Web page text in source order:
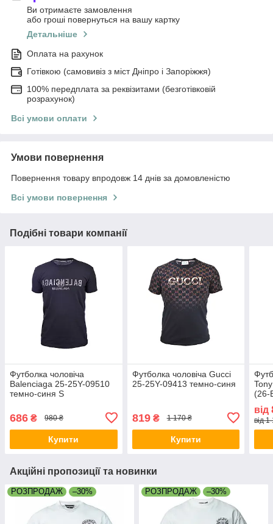
Ви отримаєте замовлення
або гроші повернуться на вашу картку
Детальніше
Оплата на рахунок
Готівкою (самовивіз з міст Дніпро і Запоріжжя)
100% передплата за реквізитами (безготівковій
розрахунок)
Всі умови оплати
Умови повернення
Повернення товару впродовж 14 днів за домовленістю
Всі умови повернення
Подібні товари компанії
Футболка чоловіча
Balenciaga 25-25Y-09510
темно-синя S
686 ₴ 980 ₴
Купити
Футболка чоловіча Gucci
25-25Y-09413 темно-синя
819₴ 1 170 ₴
Купити
(26-
від
від
Акційні пропозиції та новинки
РОЗПРОДАЖ –30% РОЗПРОДАЖ –30%